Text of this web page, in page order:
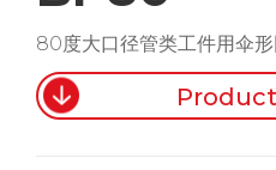
80度大口径管类工件用伞